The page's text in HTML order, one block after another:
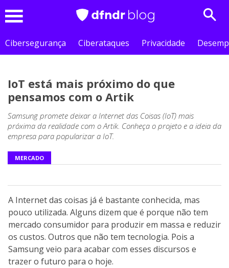
Cibersegurança
Ciberataques Privacidade
IoT está mais próximo do que
pensamos com o Artik
Samsung promete deixar a Internet das Coisas (IoT) mais
próxima da realidade com o Artik. Conheça o projeto e a ideia da
empresa para popularizar a IoT.
MERCADO
A Internet das coisas já é bastante conhecida, mas
pouco utilizada. Alguns dizem que é porque não tem
mercado consumidor para produzir em massa e reduzir
os custos. Outros que não tem tecnologia. Pois a
Samsung veio para acabar com esses discursos e
trazer o futuro para o hoje.